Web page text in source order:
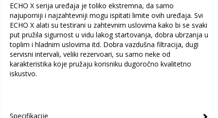
ECHO X serija uređaja je toliko ekstremna, da samo
najuporniji i najzahtevniji mogu ispitati limite ovih uređaja. Svi
ECHO X alati su testirani u zahtevnim uslovima kako bi se svaki
put pružila sigurnost u vidu lakog startovanja, dobra ubrzanja u
toplim i hladnim uslovima itd. Dobra vazdušna filtracija, dugi
servisni intervali, veliki rezervoari, su samo neke od
karakteristika koje pružaju korisniku dugoročno kvalitetno
iskustvo.
Specifikacije